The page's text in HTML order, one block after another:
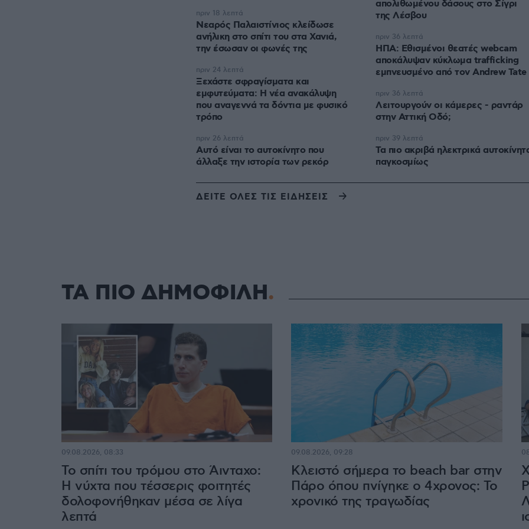
Νεαρός Παλαιστίνιος κλείδωσε
ανήλικη στο σπίτι του στα Χανιά,
την έσωσαν οι φωνές της
πριν 18 λεπτά
Ξεχάστε σφραγίσματα και
εμφυτεύματα: Η νέα ανακάλυψη
που αναγεννά τα δόντια με φυσικό
τρόπο
πριν 24 λεπτά
Αυτό είναι το αυτοκίνητο που
άλλαξε την ιστορία των ρεκόρ
πριν 26 λεπτά
απολιθωμένου δάσους στο Σίγρι
της Λέσβου
ΗΠΑ: Εθισμένοι θεατές webcam
αποκάλυψαν κύκλωμα trafficking
εμπνευσμένο από τον Andrew Tate
πριν 36 λεπτά
Λειτουργούν οι κάμερες - ραντάρ
στην Αττική Οδό;
πριν 36 λεπτά
Τα πιο ακριβά ηλεκτρικά
παγκοσμίως
πριν 39 λεπτά
ΔΕΙΤΕ ΟΛΕΣ ΤΙΣ ΕΙΔΗΣΕΙΣ
ΤΑ ΠΙΟ ΔΗΜΟΦΙΛΗ
Το σπίτι του τρόμου στο Άινταχο:
Η νύχτα που τέσσερις φοιτητές
δολοφονήθηκαν μέσα σε λίγα
λεπτά
09.08.2026, 08:33
Κλειστό σήμερα το beach bar στην
Πάρο όπου πνίγηκε ο 4χρονος: Το
χρονικό της τραγωδίας
09.08.2026, 09:28